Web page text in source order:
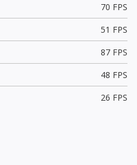
70 FPS
51 FPS
87 FPS
48 FPS
26 FPS